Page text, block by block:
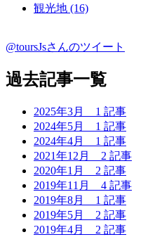
観光地 (16)
@toursJsさんのツイート
過去記事一覧
2025年3月 1 記事
2024年5月 1 記事
2024年4月 1 記事
2021年12月 2 記事
2020年1月 2 記事
2019年11月 4 記事
2019年8月 1 記事
2019年5月 2 記事
2019年4月 2 記事